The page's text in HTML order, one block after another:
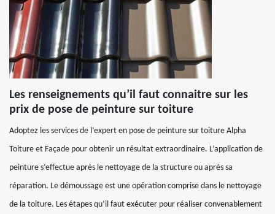
Les renseignements qu’il faut connaitre sur les
prix de pose de peinture sur toiture
Adoptez les services de l’expert en pose de peinture sur toiture Alpha
Toiture et Façade pour obtenir un résultat extraordinaire. L’application de
peinture s’effectue après le nettoyage de la structure ou après sa
réparation. Le démoussage est une opération comprise dans le nettoyage
de la toiture. Les étapes qu’il faut exécuter pour réaliser convenablement